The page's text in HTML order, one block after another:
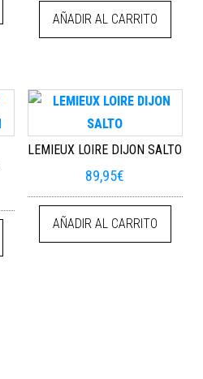
AÑADIR AL CARRITO
LEMIEUX LOIRE DIJON SALTO
89,95€
AÑADIR AL CARRITO